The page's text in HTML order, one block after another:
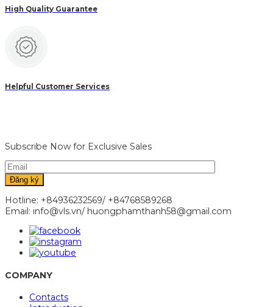
High Quality Guarantee
Helpful Customer Services
Subscribe Now for Exclusive Sales
Hotline: +84936232569/ +84768589268
Email: info@vls.vn/ huongphamthanh58@gmail.com
COMPANY
Contacts